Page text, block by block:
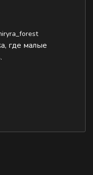
где малые